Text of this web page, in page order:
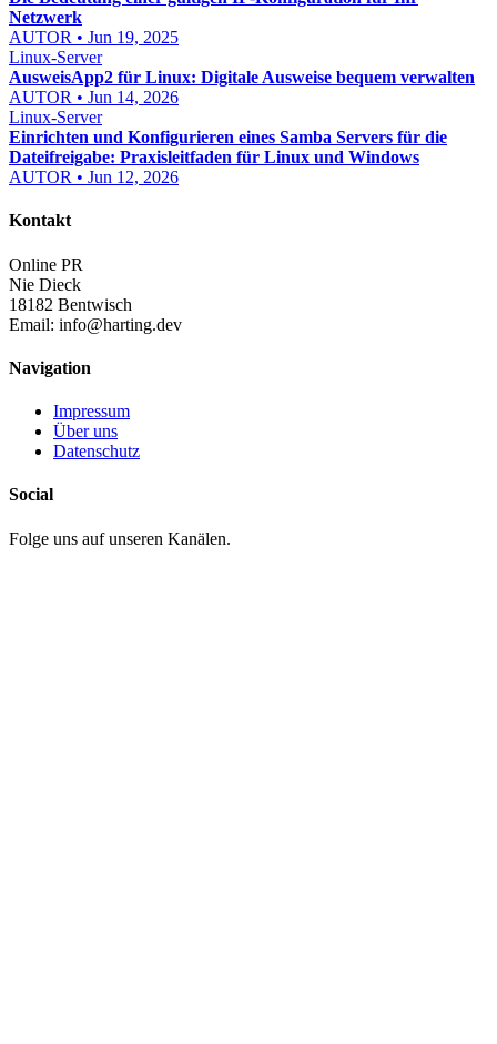
Netzwerk
AUTOR • Jun 19, 2025
Linux-Server
AusweisApp2 für Linux: Digitale Ausweise bequem verwalten
AUTOR • Jun 14, 2026
Linux-Server
Einrichten und Konfigurieren eines Samba Servers für die
Dateifreigabe: Praxisleitfaden für Linux und Windows
AUTOR • Jun 12, 2026
Kontakt
Online PR
Nie Dieck
18182 Bentwisch
Email: info@harting.dev
Navigation
Impressum
Über uns
Datenschutz
Social
Folge uns auf unseren Kanälen.